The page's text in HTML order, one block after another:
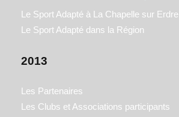
Le Sport Adapté à La Chapelle sur Erdre
Le Sport Adapté dans la Région
2013
Les Partenaires
Les Clubs et Associations participants